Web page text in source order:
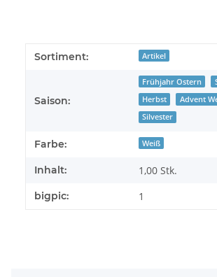
Sortiment: Artikel
Saison:
Frühjahr Ostern
Herbst
Advent
Silvester
Farbe: Weiß
Inhalt: 1,00 Stk.
bigpic: 1